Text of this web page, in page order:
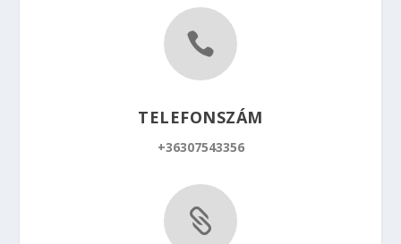

TELEFONSZÁM
+36307543356
